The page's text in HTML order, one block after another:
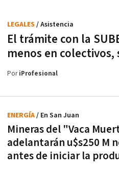
El trámite con la
menos en colectivos,
LEGALES / Asistencia
PoriProfesional
Mineras del "Vaca
adelantarán u$s250 M
antes de iniciar la
ENERGÍA/ En San Juan